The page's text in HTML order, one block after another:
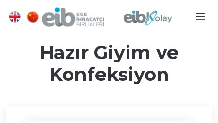
Hazır Giyim ve
Konfeksiyon